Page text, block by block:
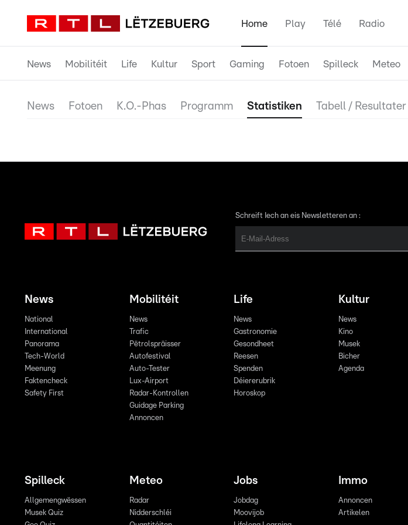
Home Play Télé Radio
News Mobilitéit Life Kultur Sport Gaming Fotoen Spilleck Meteo
News Fotoen K.O.-Phas Programm Statistiken Tabell / Resultater
Schreift Iech an eis Newsletteren an :
News
National
International
Panorama
Tech-World
Meenung
Faktencheck
Safety First
Mobilitéit
News
Trafic
Pëtrolspräisser
Autofestival
Auto-Tester
Lux-Airport
Radar-Kontrollen
Guidage Parking
Annoncen
Life
News
Gastronomie
Gesondheet
Reesen
Spenden
Déiererubrik
Horoskop
Kultur
News
Kino
Musek
Bicher
Agenda
Spilleck
Allgemengwëssen
Musek Quiz
Meteo
Radar
Nidderschléi
Jobs
Jobdag
Moovijob
Immo
Annoncen
Artikelen